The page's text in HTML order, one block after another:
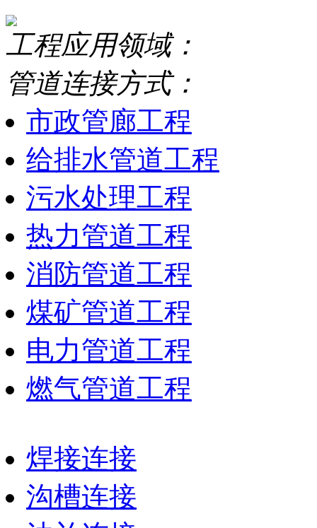
工程应用领域：
管道连接方式：
市政管廊工程
给排水管道工程
污水处理工程
热力管道工程
消防管道工程
煤矿管道工程
电力管道工程
燃气管道工程
焊接连接
沟槽连接